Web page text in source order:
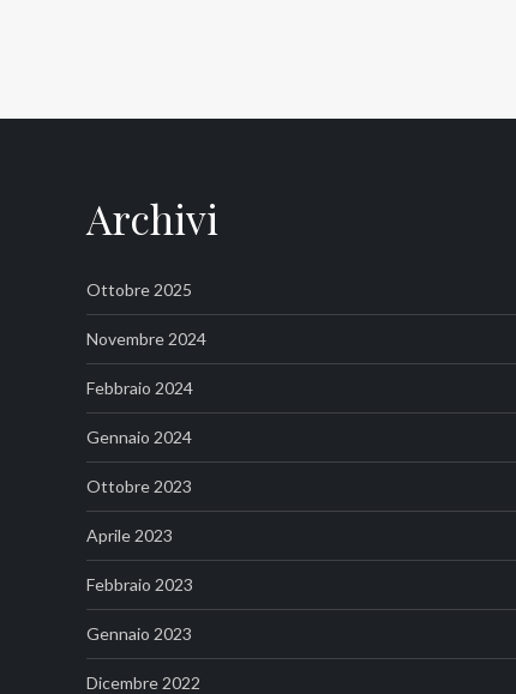
Archivi
Ottobre 2025
Novembre 2024
Febbraio 2024
Gennaio 2024
Ottobre 2023
Aprile 2023
Febbraio 2023
Gennaio 2023
Dicembre 2022